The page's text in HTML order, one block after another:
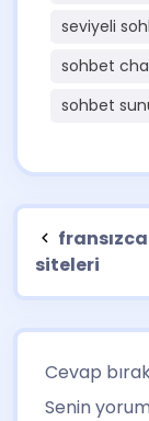
seviyeli
sohbet
sohbet
siteleri
Cevap
Senin